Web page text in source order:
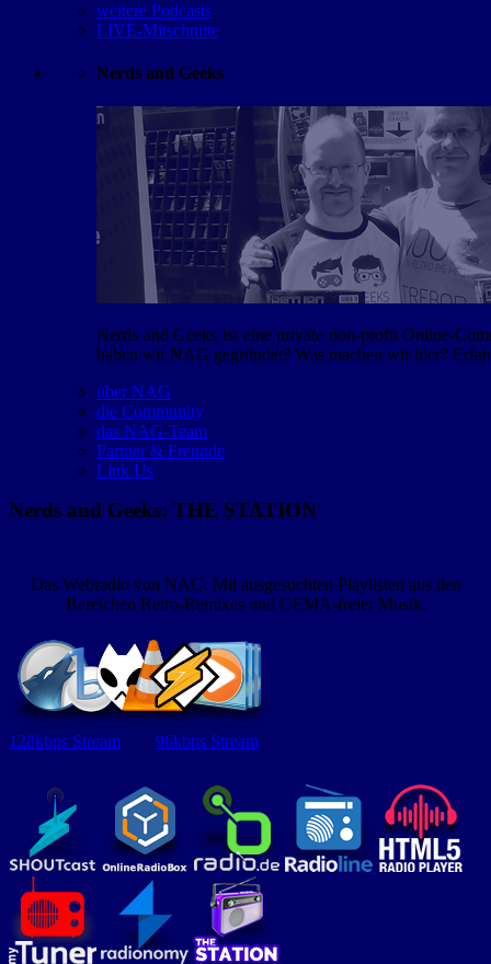
weitere Podcasts
LIVE-Mitschnitte
Nerds and Geeks
Nerds and Geeks ist eine private non-profit Online-
haben wir NAG gegründet? Was machen wir hier?
über NAG
die Community
das NAG-Team
Partner & Freunde
Link Us
Nerds and Geeks: THE STATION
Das Webradio von NAG. Mit ausgesuchten Playlisten aus den
Bereichen Retro-Remixes und GEMA-freier Musik.
128kbps Stream 96kbps Stream